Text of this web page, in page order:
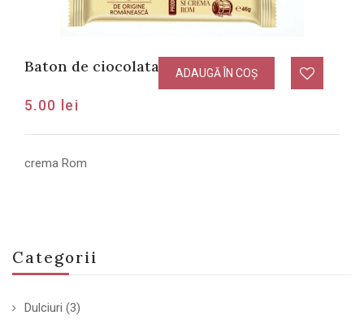
Categorii
Dulciuri (3)
Baton de ciocolata cu crema Rom
5.00 lei
ADAUGĂ ÎN COȘ
crema Rom